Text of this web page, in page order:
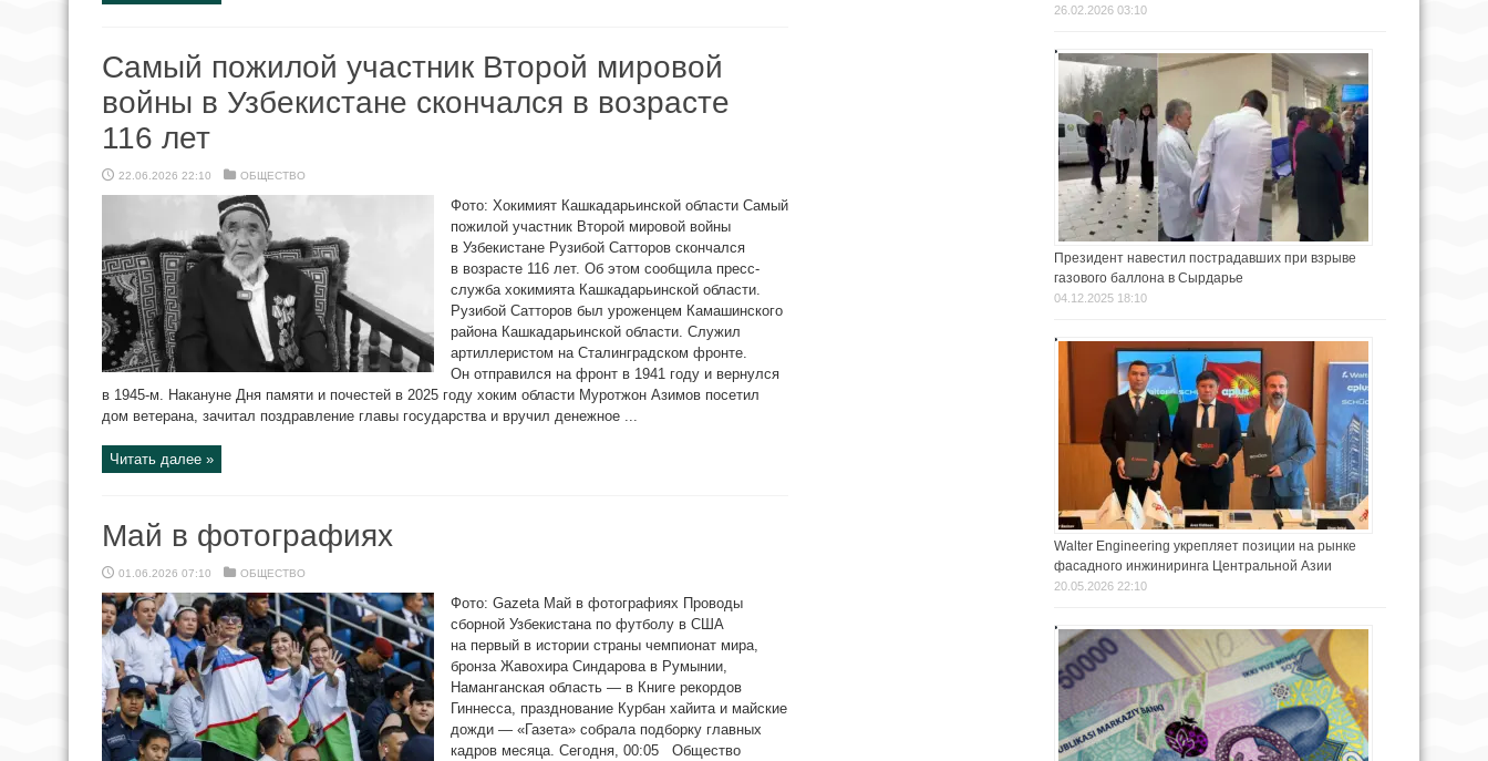
Самый пожилой участник Второй мировой
войны в Узбекистане скончался в возрасте
116 лет
22.06.2026 22:10 ОБЩЕСТВО
Фото: Хокимият Кашкадарьинской области Самый
пожилой участник Второй мировой войны
в Узбекистане Рузибой Сатторов скончался
в возрасте 116 лет. Об этом сообщила пресс-
служба хокимията Кашкадарьинской области.
Рузибой Сатторов был уроженцем Камашинского
района Кашкадарьинской области. Служил
артиллеристом на Сталинградском фронте.
Он отправился на фронт в 1941 году и вернулся
в 1945-м. Накануне Дня памяти и почестей в 2025 году хоким области Муротжон Азимов посетил
дом ветерана, зачитал поздравление главы государства и вручил денежное ...
Читать далее »
Май в фотографиях
01.06.2026 07:10 ОБЩЕСТВО
Фото: Gazeta Май в фотографиях Проводы
сборной Узбекистана по футболу в США
на первый в истории страны чемпионат мира,
бронза Жавохира Синдарова в Румынии,
Наманганская область — в Книге рекордов
Гиннесса, празднование Курбан хайита и майские
дожди — «Газета» собрала подборку главных
кадров месяца. Сегодня, 00:05 Общество
26.02.2026 03:10
Президент навестил пострадавших при взрыве
газового баллона в Сырдарье
04.12.2025 18:10
Walter Engineering укрепляет позиции на рынке
фасадного инжиниринга Центральной Азии
20.05.2026 22:10